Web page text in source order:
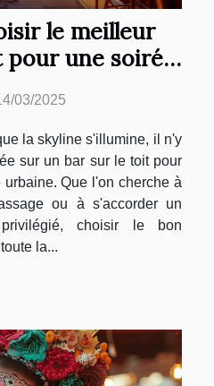
le meilleur
une soirée
03/2025
la skyline s'illumine, il n'y
sur un bar sur le toit pour
Que l'on cherche à
ou à s'accorder un
choisir le bon
la...